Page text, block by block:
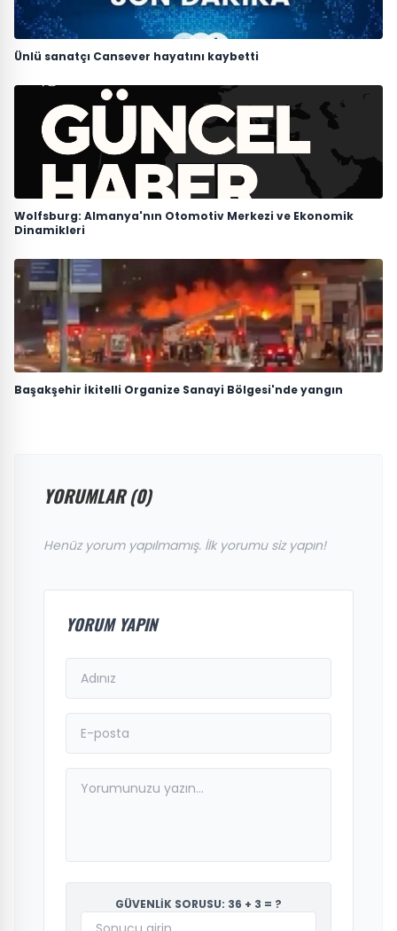
Ünlü sanatçı Cansever hayatını kaybetti
Wolfsburg: Almanya'nın Otomotiv Merkezi ve Ekonomik
Dinamikleri
Başakşehir İkitelli Organize Sanayi Bölgesi'nde yangın
YORUMLAR (0)
Henüz yorum yapılmamış. İlk yorumu siz yapın!
YORUM YAPIN
GÜVENLİK SORUSU: 36 + 3 = ?